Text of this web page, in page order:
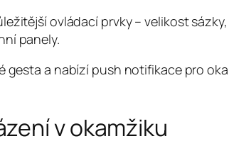
ovládací prvky – velikost
panely.
a nabízí push notifikace pro
v okamžiku